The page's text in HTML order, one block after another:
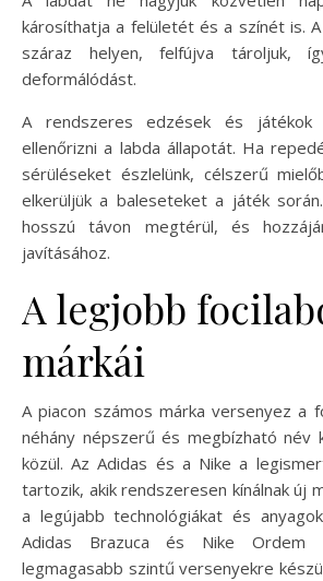
károsíthatja a felületét és a színét is.
száraz helyen, felfújva tároljuk,
deformálódást.
A rendszeres edzések és
ellenőrizni a labda állapotát. Ha
sérüléseket észlelünk, célszerű
elkerüljük a baleseteket a játék
hosszú távon megtérül, és
javításához.
A legjobb
márkái
A piacon számos márka versenyez a
néhány népszerű és megbízható név
közül. Az Adidas és a Nike a
tartozik, akik rendszeresen kínálnak új
a legújabb technológiákat és
Adidas Brazuca és Nike Ordem
legmagasabb szintű versenyekre